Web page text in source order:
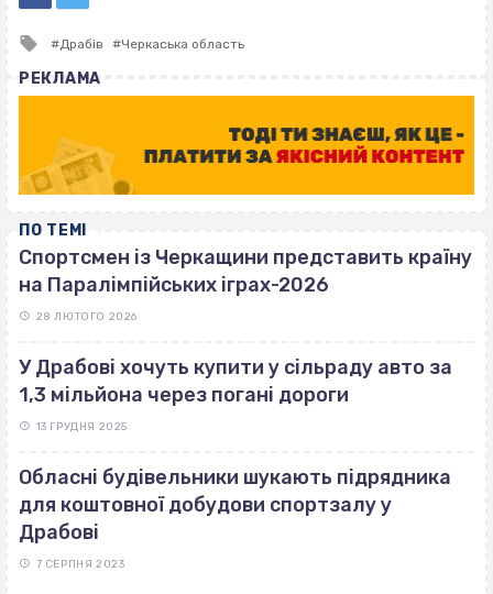
Tagged
Драбів Черкаська область
РЕКЛАМА
ПО ТЕМІ
Спортсмен із Черкащини представить країну
на Паралімпійських іграх-2026
28 ЛЮТОГО 2026
У Драбові хочуть купити у сільраду авто за
1,3 мільйона через погані дороги
13 ГРУДНЯ 2025
Обласні будівельники шукають підрядника
для коштовної добудови спортзалу у
Драбові
7 СЕРПНЯ 2023